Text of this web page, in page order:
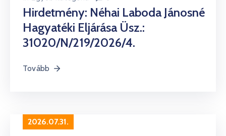
Hirdetmény: Néhai Laboda Jánosné
Hagyatéki Eljárása Üsz.:
31020/N/219/2026/4.
Tovább
2026.07.31.